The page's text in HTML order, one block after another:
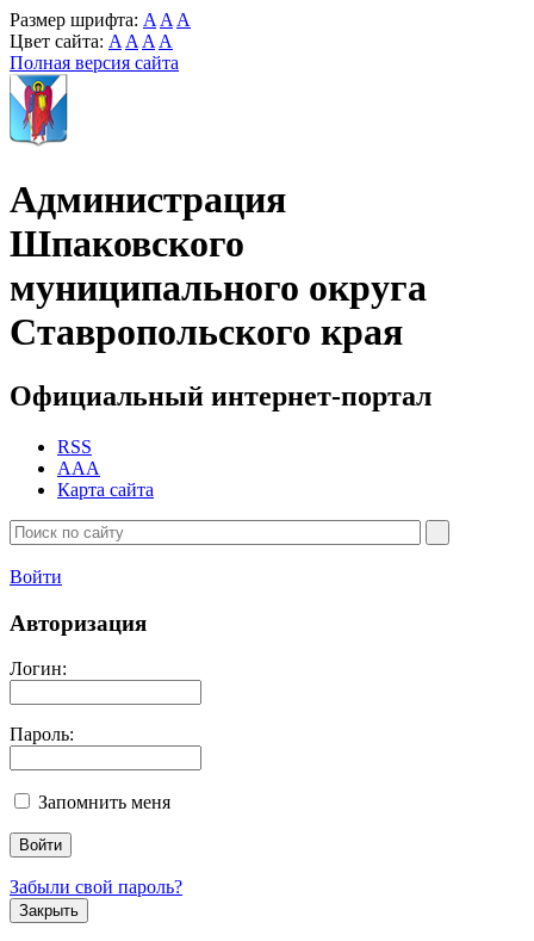
Размер шрифта: A A A
Цвет сайта: A A A A
Полная версия сайта
Администрация
Шпаковского
муниципального округа
Ставропольского края
Официальный интернет-портал
RSS
AAA
Карта сайта
Войти
Авторизация
Логин:
Пароль:
Запомнить меня
Забыли свой пароль?
Закрыть